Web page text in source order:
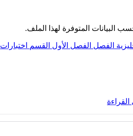
البيانات المتوفرة لهذا الملف.
الفصل الفصل الأول القسم اختبارات